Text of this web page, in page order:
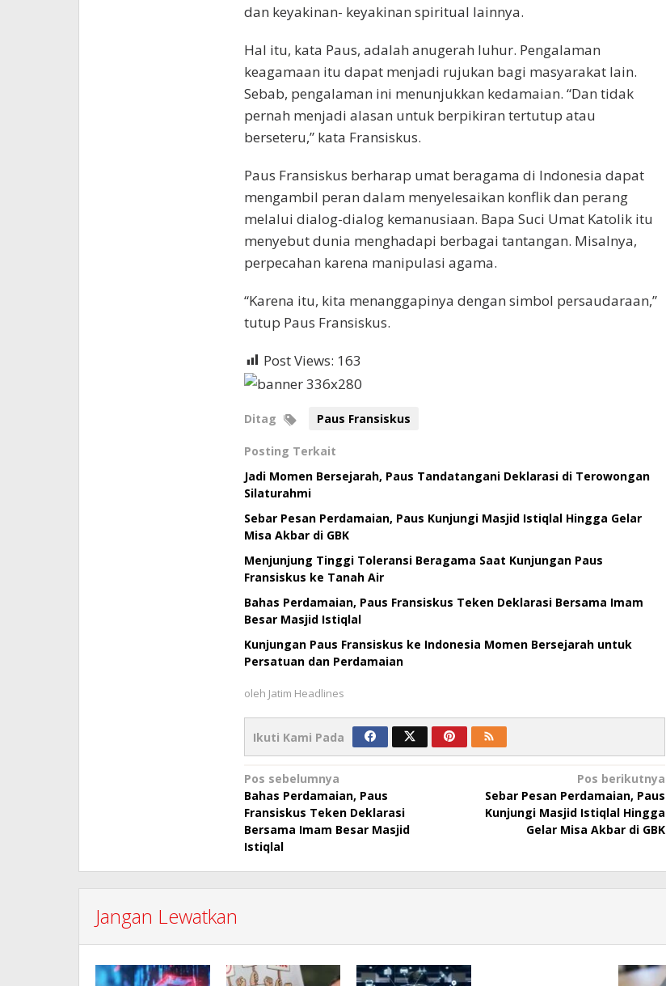
dan keyakinan- keyakinan spiritual lainnya.
Hal itu, kata Paus, adalah anugerah luhur. Pengalaman
keagamaan itu dapat menjadi rujukan bagi masyarakat lain.
Sebab, pengalaman ini menunjukkan kedamaian. “Dan tidak
pernah menjadi alasan untuk berpikiran tertutup atau
berseteru,” kata Fransiskus.
Paus Fransiskus berharap umat beragama di Indonesia dapat
mengambil peran dalam menyelesaikan konflik dan perang
melalui dialog-dialog kemanusiaan. Bapa Suci Umat Katolik itu
menyebut dunia menghadapi berbagai tantangan. Misalnya,
perpecahan karena manipulasi agama.
“Karena itu, kita menanggapinya dengan simbol persaudaraan,”
tutup Paus Fransiskus.
Post Views: 163
Ditag Paus Fransiskus
Posting Terkait
Jadi Momen Bersejarah, Paus Tandatangani Deklarasi di Terowongan
Silaturahmi
Sebar Pesan Perdamaian, Paus Kunjungi Masjid Istiqlal Hingga Gelar
Misa Akbar di GBK
Menjunjung Tinggi Toleransi Beragama Saat Kunjungan Paus
Fransiskus ke Tanah Air
Bahas Perdamaian, Paus Fransiskus Teken Deklarasi Bersama Imam
Besar Masjid Istiqlal
Kunjungan Paus Fransiskus ke Indonesia Momen Bersejarah untuk
Persatuan dan Perdamaian
oleh Jatim Headlines
Ikuti Kami Pada
Navigasi
pos
Pos sebelumnya
Bahas Perdamaian, Paus
Fransiskus Teken Deklarasi
Bersama Imam Besar Masjid
Istiqlal
Pos berikutnya
Sebar Pesan Perdamaian, Paus
Kunjungi Masjid Istiqlal Hingga
Gelar Misa Akbar di GBK
Jangan Lewatkan